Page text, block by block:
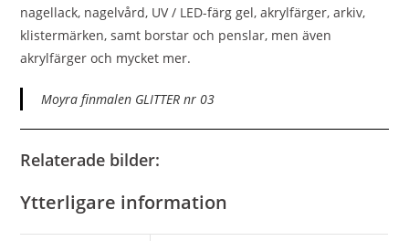
nagellack, nagelvård, UV / LED-färg gel, akrylfärger, arkiv,
klistermärken, samt borstar och penslar, men även
akrylfärger och mycket mer.
Moyra finmalen GLITTER nr 03
Relaterade bilder:
Ytterligare information